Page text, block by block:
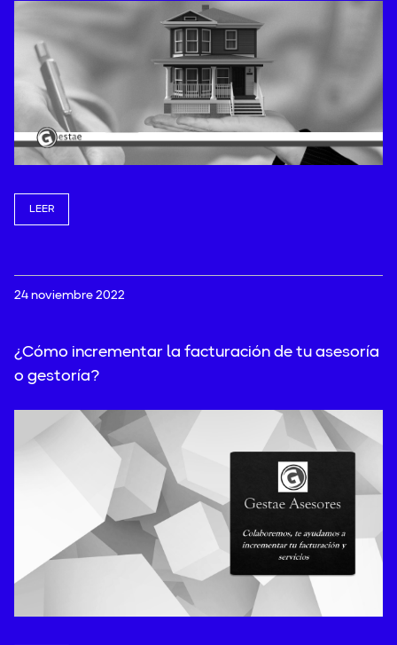
LEER
24 noviembre 2022
¿Cómo incrementar la facturación de tu asesoría
o gestoría?